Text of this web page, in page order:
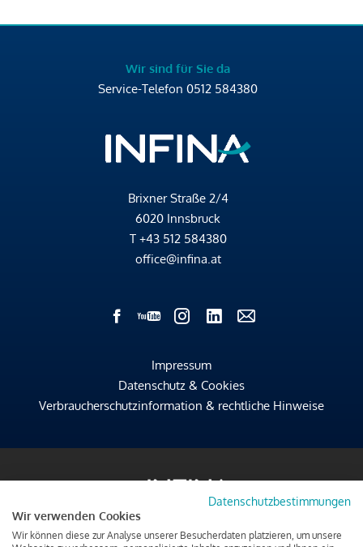
Wir sind für Sie da
Service-Telefon 0512 584380
Brixner Straße 2/4
6020 Innsbruck
T +43 512 584380
office@infina.at
Impressum
Datenschutz & Cookies
Verbraucherschutzinformation & rechtliche Hinweise
Datenschutzbestimmungen
Wir verwenden Cookies
Wir können diese zur Analyse unserer Besucherdaten platzieren, um unsere